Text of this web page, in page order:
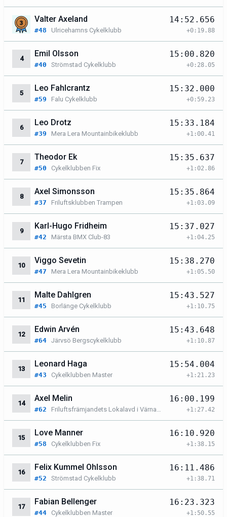
Valter Axeland
#48 Ulricehamns Cykelklubb
14:52.656
+0:19.88
4
Emil Olsson
#40 Strömstad Cykelklubb
15:00.820
+0:28.05
5
Leo Fahlcrantz
#59 Falu Cykelklubb
15:32.000
+0:59.23
6
Leo Drotz
#39 Mera Lera Mountainbikeklubb
15:33.184
+1:00.41
7
Theodor Ek
#50 Cykelklubben Fix
15:35.637
+1:02.86
8
Axel Simonsson
#37 Friluftsklubben Trampen
15:35.864
+1:03.09
9
Karl-Hugo Fridheim
#42 Märsta BMX Club-83
15:37.027
+1:04.25
10
Viggo Sevetin
#47 Mera Lera Mountainbikeklubb
15:38.270
+1:05.50
11
Malte Dahlgren
#45 Borlänge Cykelklubb
15:43.527
+1:10.75
12
Edwin Arvén
#64 Järvsö Bergscykelklubb
15:43.648
+1:10.87
13
Leonard Haga
#43 Cykelklubben Master
15:54.004
+1:21.23
14
Axel Melin
#62 Friluftsfrämjandets Lokalavd i Värnamo
16:00.199
+1:27.42
15
Love Manner
#58 Cykelklubben Fix
16:10.920
+1:38.15
16
Felix Kummel Ohlsson
#52 Strömstad Cykelklubb
16:11.486
+1:38.71
17
Fabian Bellenger
#44 Cykelklubben Master
16:23.323
+1:50.55